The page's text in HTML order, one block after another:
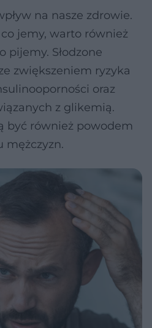
na nasze zdrowie.
jemy, warto również
pijemy. Słodzone
zwiększeniem ryzyka
oraz
z glikemią.
być również powodem
mężczyzn.